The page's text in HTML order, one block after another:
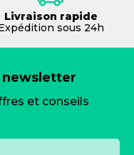
Livraison rapide
sous 24h
newsletter
et conseils